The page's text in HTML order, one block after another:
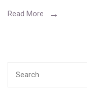
Read More